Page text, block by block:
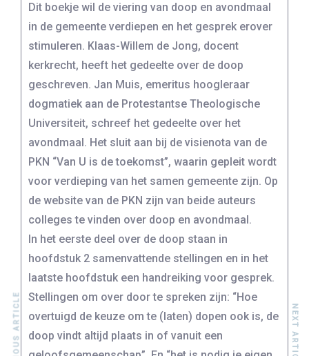
Dit boekje wil de viering van doop en avondmaal
in de gemeente verdiepen en het gesprek erover
stimuleren. Klaas-Willem de Jong, docent
kerkrecht, heeft het gedeelte over de doop
geschreven. Jan Muis, emeritus hoogleraar
dogmatiek aan de Protestantse Theologische
Universiteit, schreef het gedeelte over het
avondmaal. Het sluit aan bij de visienota van de
PKN “Van U is de toekomst”, waarin gepleit wordt
voor verdieping van het samen gemeente zijn. Op
de website van de PKN zijn van beide auteurs
colleges te vinden over doop en avondmaal.
In het eerste deel over de doop staan in
hoofdstuk 2 samenvattende stellingen en in het
laatste hoofdstuk een handreiking voor gesprek.
Stellingen om over door te spreken zijn: “Hoe
overtuigd de keuze om te (laten) dopen ook is, de
doop vindt altijd plaats in of vanuit een
PREVIOUS ARTICLE NEXT ARTICLE